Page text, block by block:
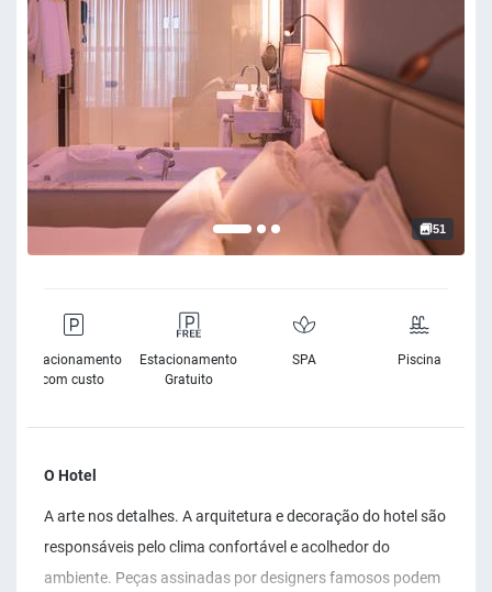
51
Estacionamento
com custo
Estacionamento
Gratuito
SPA Piscina
O Hotel
A arte nos detalhes. A arquitetura e decoração do hotel são
responsáveis pelo clima confortável e acolhedor do
ambiente. Peças assinadas por designers famosos podem